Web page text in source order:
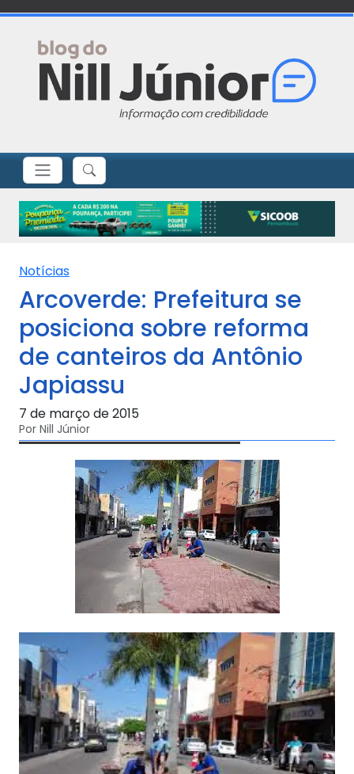
Notícias
Arcoverde: Prefeitura se
posiciona sobre reforma
de canteiros da Antônio
Japiassu
7 de março de 2015
Por Nill Júnior